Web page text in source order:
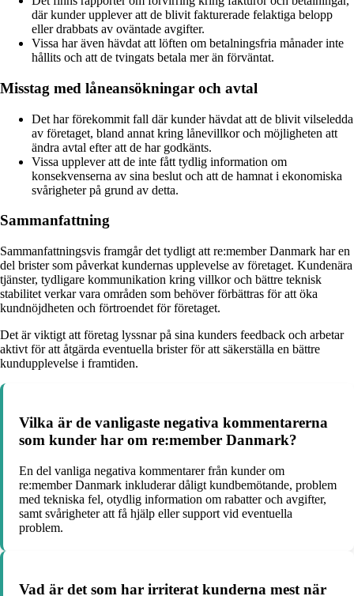
där kunder upplever att de blivit fakturerade felaktiga belopp
eller drabbats av oväntade avgifter.
Vissa har även hävdat att löften om betalningsfria månader inte
hållits och att de tvingats betala mer än förväntat.
Misstag med låneansökningar och avtal
Det har förekommit fall där kunder hävdat att de blivit vilseledda
av företaget, bland annat kring lånevillkor och möjligheten att
ändra avtal efter att de har godkänts.
Vissa upplever att de inte fått tydlig information om
konsekvenserna av sina beslut och att de hamnat i ekonomiska
svårigheter på grund av detta.
Sammanfattning
Sammanfattningsvis framgår det tydligt att re:member Danmark har en
del brister som påverkat kundernas upplevelse av företaget. Kundenära
tjänster, tydligare kommunikation kring villkor och bättre teknisk
stabilitet verkar vara områden som behöver förbättras för att öka
kundnöjdheten och förtroendet för företaget.
Det är viktigt att företag lyssnar på sina kunders feedback och arbetar
aktivt för att åtgärda eventuella brister för att säkerställa en bättre
kundupplevelse i framtiden.
Vilka är de vanligaste negativa kommentarerna
som kunder har om re:member Danmark?
En del vanliga negativa kommentarer från kunder om
re:member Danmark inkluderar dåligt kundbemötande, problem
med tekniska fel, otydlig information om rabatter och avgifter,
samt svårigheter att få hjälp eller support vid eventuella
problem.
Vad är det som har irriterat kunderna mest när